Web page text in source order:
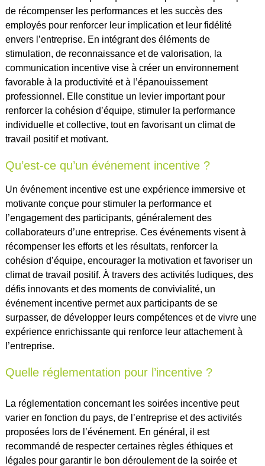
de récompenser les performances et les succès des
employés pour renforcer leur implication et leur fidélité
envers l’entreprise. En intégrant des éléments de
stimulation, de reconnaissance et de valorisation, la
communication incentive vise à créer un environnement
favorable à la productivité et à l’épanouissement
professionnel. Elle constitue un levier important pour
renforcer la cohésion d’équipe, stimuler la performance
individuelle et collective, tout en favorisant un climat de
travail positif et motivant.
Qu’est-ce qu’un événement incentive ?
Un événement incentive est une expérience immersive et
motivante conçue pour stimuler la performance et
l’engagement des participants, généralement des
collaborateurs d’une entreprise. Ces événements visent à
récompenser les efforts et les résultats, renforcer la
cohésion d’équipe, encourager la motivation et favoriser un
climat de travail positif. À travers des activités ludiques, des
défis innovants et des moments de convivialité, un
événement incentive permet aux participants de se
surpasser, de développer leurs compétences et de vivre une
expérience enrichissante qui renforce leur attachement à
l’entreprise.
Quelle réglementation pour l’incentive ?
La réglementation concernant les soirées incentive peut
varier en fonction du pays, de l’entreprise et des activités
proposées lors de l’événement. En général, il est
recommandé de respecter certaines règles éthiques et
légales pour garantir le bon déroulement de la soirée et